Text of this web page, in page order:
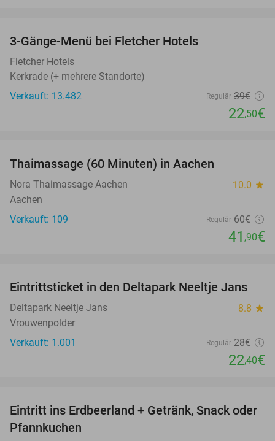
3-Gänge-Menü bei Fletcher Hotels
Fletcher Hotels
Kerkrade (+ mehrere Standorte)
Verkauft: 13.482
Regulär 39€
22,50€
Thaimassage (60 Minuten) in Aachen
Nora Thaimassage Aachen 10.0 star
Aachen
Verkauft: 109
Regulär 60€
41 ,90€
20%
Eintrittsticket in den Deltapark Neeltje Jans
Deltapark Neeltje Jans 8.8 star
Vrouwenpolder
Verkauft: 1.001
Regulär 28€
22,40€
47%
Eintritt ins Erdbeerland + Getränk, Snack oder
Pfannkuchen